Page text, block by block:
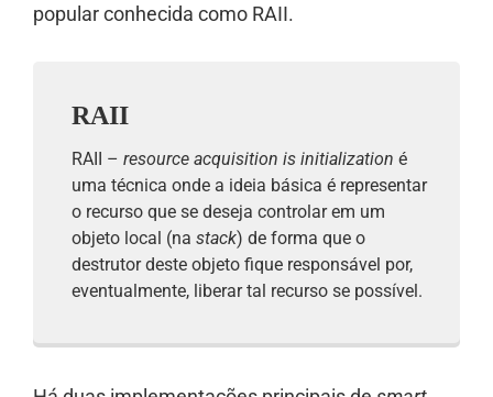
popular conhecida como RAII.
RAII
RAII – resource acquisition is initialization é
uma técnica onde a ideia básica é representar
o recurso que se deseja controlar em um
objeto local (na stack) de forma que o
destrutor deste objeto fique responsável por,
eventualmente, liberar tal recurso se possível.